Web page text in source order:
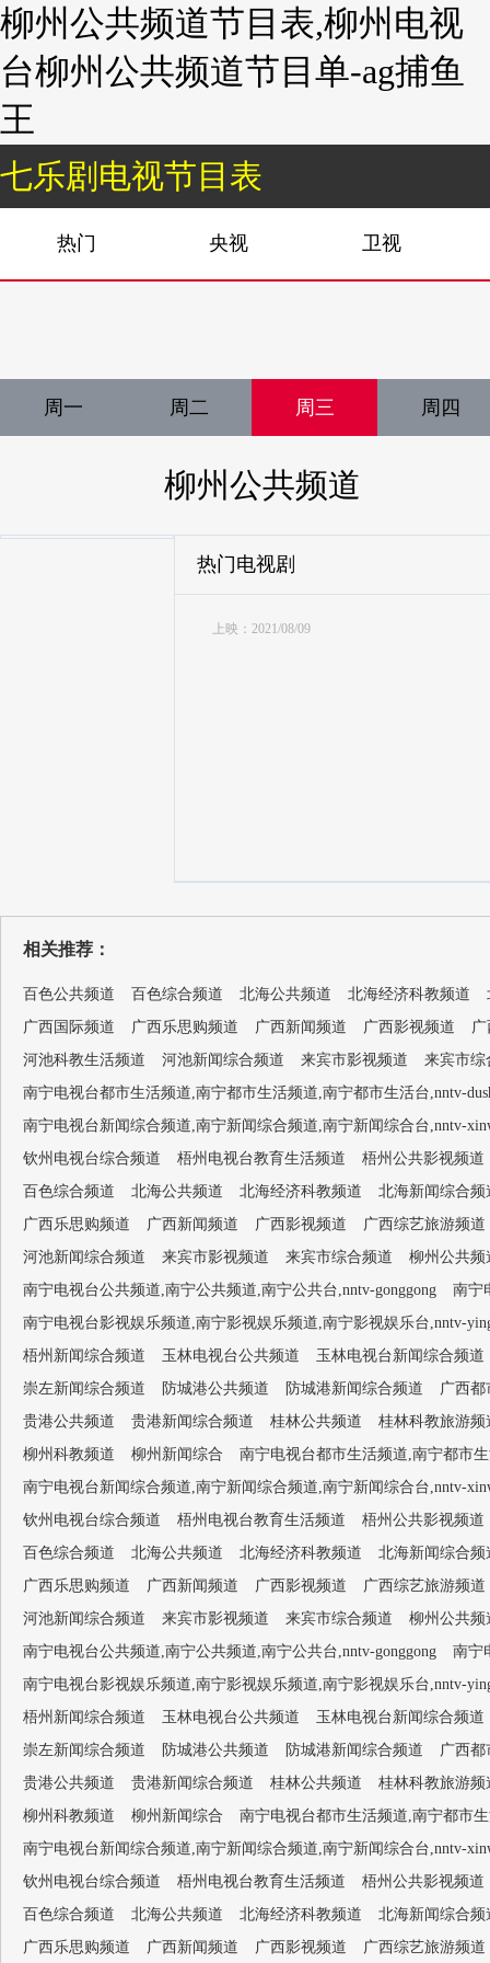
柳州公共频道节目表,柳州电视
台柳州公共频道节目单-ag捕鱼
王
七乐剧电视节目表
热门 央视 卫视
周一 周二 周三 周四
柳州公共频道
热门电视剧
上映：2021/08/09
相关推荐：
百色公共频道 百色综合频道 北海公共频道 北海经济科教频道
广西国际频道
广西乐思购频道 广西新闻频道 广西影视频道
河池科教生活频道
河池新闻综合频道 来宾市影视频道
来宾市综
南宁电视台都市生活频道,南宁都市生活频道,南宁都市生活台,nntv-
南宁电视台新闻综合频道,南宁新闻综合频道,南宁新闻综合台,nntv-
钦州电视台综合频道
梧州电视台教育生活频道
梧州公共影视频道
百色综合频道
北海公共频道 北海经济科教频道
北海新闻综合频
广西乐思购频道
广西新闻频道 广西影视频道
广西综艺旅游频道
河池新闻综合频道
来宾市影视频道 来宾市综合频道
柳州公共频
南宁电视台公共频道,南宁公共频道,南宁公共台,nntv-gonggong
南宁
南宁电视台影视娱乐频道,南宁影视娱乐频道,南宁影视娱乐台,nntv-
梧州新闻综合频道
玉林电视台公共频道
玉林电视台新闻综合频道
崇左新闻综合频道
防城港公共频道 防城港新闻综合频道
广西都
贵港公共频道
贵港新闻综合频道 桂林公共频道
桂林科教旅游频
柳州科教频道
柳州新闻综合
南宁电视台都市生活频道,南宁都市
南宁电视台新闻综合频道,南宁新闻综合频道,南宁新闻综合台,nntv-
钦州电视台综合频道
梧州电视台教育生活频道
梧州公共影视频道
百色综合频道
北海公共频道 北海经济科教频道
北海新闻综合频
广西乐思购频道
广西新闻频道 广西影视频道
广西综艺旅游频道
河池新闻综合频道
来宾市影视频道 来宾市综合频道
柳州公共频
南宁电视台公共频道,南宁公共频道,南宁公共台,nntv-gonggong
南宁
南宁电视台影视娱乐频道,南宁影视娱乐频道,南宁影视娱乐台,nntv-
梧州新闻综合频道
玉林电视台公共频道
玉林电视台新闻综合频道
崇左新闻综合频道
防城港公共频道 防城港新闻综合频道
广西都
贵港公共频道
贵港新闻综合频道 桂林公共频道
桂林科教旅游频
柳州科教频道
柳州新闻综合
南宁电视台都市生活频道,南宁都市
南宁电视台新闻综合频道,南宁新闻综合频道,南宁新闻综合台,nntv-
钦州电视台综合频道
梧州电视台教育生活频道
梧州公共影视频道
百色综合频道
北海公共频道 北海经济科教频道
北海新闻综合频
广西乐思购频道
广西新闻频道 广西影视频道 广西综艺旅游频道